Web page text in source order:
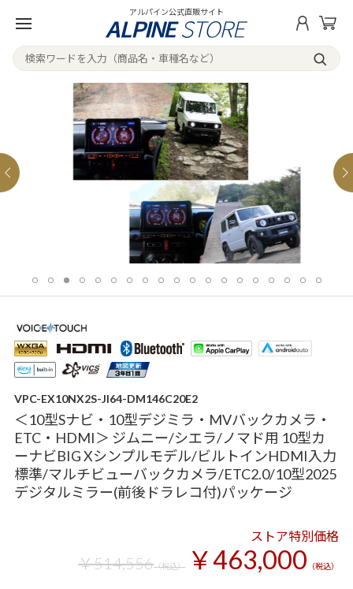
アルパイン公式直販サイト
VPC-EX10NX2S-JI64-DM146C20E2
＜10型Sナビ・10型デジミラ・MVバックカメラ・
ETC・HDMI＞ ジムニー/シエラ/ノマド用 10型カ
ーナビBIG Xシンプルモデル/ビルトインHDMI入力
標準/マルチビューバックカメラ/ETC2.0/10型2025
デジタルミラー(前後ドラレコ付)パッケージ
ストア特別価格
￥514,556（税込） ￥463,000 （税込）